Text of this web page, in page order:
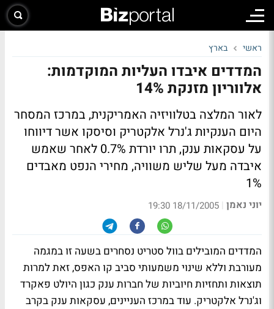
ראשי בארץ
המדדים איבדו העליות המוקדמות:
אלווריון מזנקת 14%
לאור המלצה בטלוויזיה האמריקנית, במרכז המסחר
היום הענקיות ג'נרל אלקטריק וסיסקו אשר דיווחו
על עסקאות ענק, תרו יורדת 0.7% לאחר שאמש
איבדה מעל שליש משוויה, מחירי הנפט מאבדים
1%
יוני נאמן |
18/11/2005 19:30
המדדים המובילים בוול סטריט נסחרים בשעה זו במגמה
מעורבת וללא שינוי משמעותי סביב קו האפס, זאת למרות
תוצאות ותחזיות חיוביות של חברות ענק כגון היולט פאקרד
וג'נרל אלקטריק. עוד במרכז העניינים, עסקאות ענק בקרב